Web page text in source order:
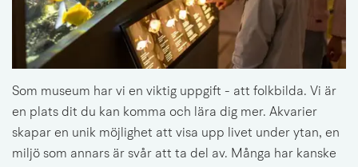
Som museum har vi en viktig uppgift - att folkbilda. Vi är
en plats dit du kan komma och lära dig mer. Akvarier
skapar en unik möjlighet att visa upp livet under ytan, en
miljö som annars är svår att ta del av. Många har kanske